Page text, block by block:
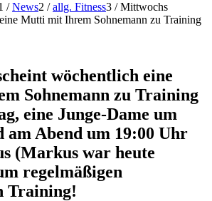
/ News2 / allg. Fitness3 / Mittwochs
Mutti mit Ihrem Sohnemann zu Training
wöchentlich eine
Sohnemann zu Training
eine Junge-Dame um
am Abend um 19:00 Uhr
(Markus war heute
regelmäßigen
Training!